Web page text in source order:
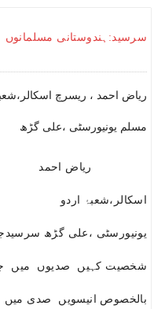
سرسید:ہندوستانی
ریاض احمد ، ریسرچ
مسلم یونیورسٹی ،علی گڑھ
ریاض احمد
اسکالر،شعبۂ اردو
یونیورسٹی ،علی گڑھ
شخصیت کہیں صدیوں میں
بالخصوص انیسویں صدی میں